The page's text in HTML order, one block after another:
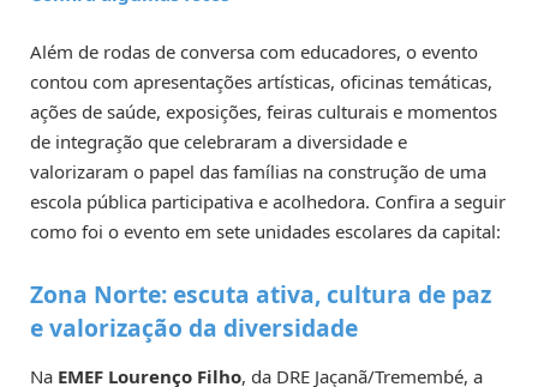
Além de rodas de conversa com educadores, o evento
contou com apresentações artísticas, oficinas temáticas,
ações de saúde, exposições, feiras culturais e momentos
de integração que celebraram a diversidade e
valorizaram o papel das famílias na construção de uma
escola pública participativa e acolhedora. Confira a seguir
como foi o evento em sete unidades escolares da capital:
Zona Norte: escuta ativa, cultura de paz
e valorização da diversidade
Na EMEF Lourenço Filho, da DRE Jaçanã/Tremembé, a